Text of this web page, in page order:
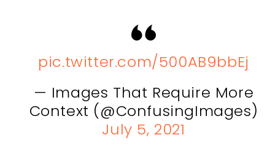
pic.twitter.com/500AB9bbEj
— Images That Require More
Context (@ConfusingImages)
July 5, 2021